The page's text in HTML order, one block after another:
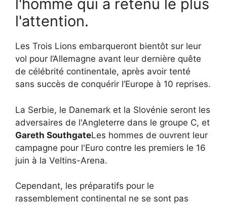
l'homme qui a retenu le plus
l'attention.
Les Trois Lions embarqueront bientôt sur leur
vol pour l’Allemagne avant leur dernière quête
de célébrité continentale, après avoir tenté
sans succès de conquérir l’Europe à 10 reprises.
La Serbie, le Danemark et la Slovénie seront les
adversaires de l'Angleterre dans le groupe C, et
Gareth SouthgateLes hommes de ouvrent leur
campagne pour l'Euro contre les premiers le 16
juin à la Veltins-Arena.
Cependant, les préparatifs pour le
rassemblement continental ne se sont pas